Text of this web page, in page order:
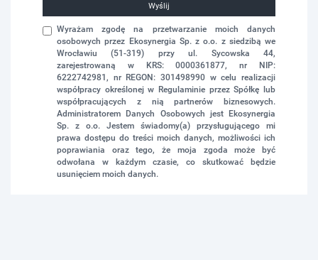
Wyślij
Wyrażam zgodę na przetwarzanie moich danych
osobowych przez Ekosynergia Sp. z o.o. z siedzibą we
Wrocławiu (51-319) przy ul. Sycowska 44,
zarejestrowaną w KRS: 0000361877, nr NIP:
6222742981, nr REGON: 301498990 w celu realizacji
współpracy określonej w Regulaminie przez Spółkę lub
współpracujących z nią partnerów biznesowych.
Administratorem Danych Osobowych jest Ekosynergia
Sp. z o.o. Jestem świadomy(a) przysługującego mi
prawa dostępu do treści moich danych, możliwości ich
poprawiania oraz tego, że moja zgoda może być
odwołana w każdym czasie, co skutkować będzie
usunięciem moich danych.